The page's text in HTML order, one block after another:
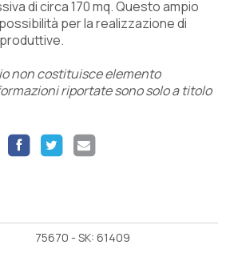
di circa 170 mq. Questo ampio
per la realizzazione di
non costituisce elemento
riportate sono solo a titolo
75670 - SK: 61409